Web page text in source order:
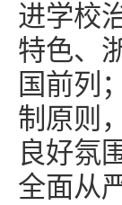
进学校
特色、
国前列
制原则
良好氛
全面从